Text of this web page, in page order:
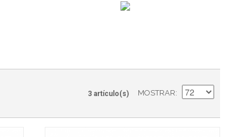
3 artículo(s) MOSTRAR